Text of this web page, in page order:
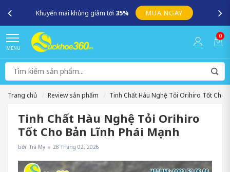
Khuyến mãi khủng giảm tới 35% MUA NGAY
MENU
0
Trang chủ Review sản phẩm Tinh Chất Hàu Nghệ Tỏi Orihiro Tốt Cho
Tinh Chất Hàu Nghệ Tỏi Orihiro
Tốt Cho Bản Lĩnh Phái Mạnh
bởi: Trà My 28 Tháng 02, 2026